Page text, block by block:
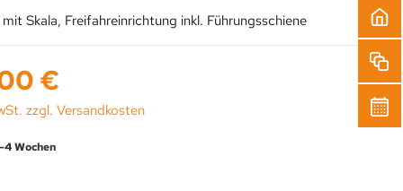
Skala, Freifahreinrichtung inkl. Führungsschiene
€
zzgl. Versandkosten
Wochen